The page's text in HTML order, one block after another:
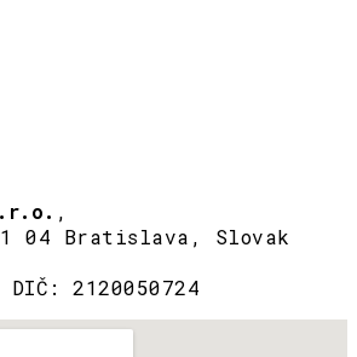
,
04 Bratislava, Slovak
2120050724